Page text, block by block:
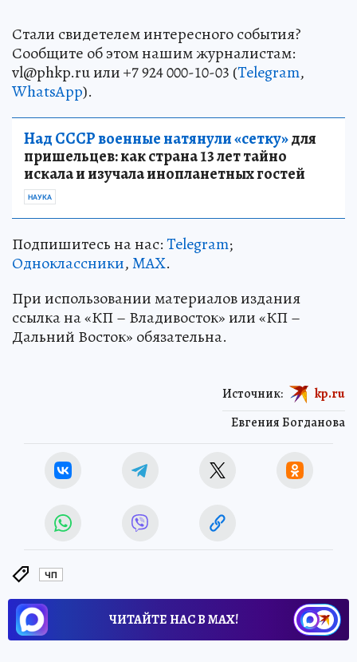
Стали свидетелем интересного события?
Сообщите об этом нашим журналистам:
vl@phkp.ru или +7 924 000-10-03 (Telegram,
WhatsApp).
Над СССР военные натянули «сетку»для
пришельцев: как страна 13 лет тайно
искала и изучала инопланетных гостей
НАУКА
Подпишитесь на нас:Telegram;
Одноклассники,MAX.
При использовании материалов издания
ссылка на «КП – Владивосток» или «КП –
Дальний Восток» обязательна.
Евгения Богданова
Источник: kp.ru
ЧП
ЧИТАЙТЕ НАС В МАХ!